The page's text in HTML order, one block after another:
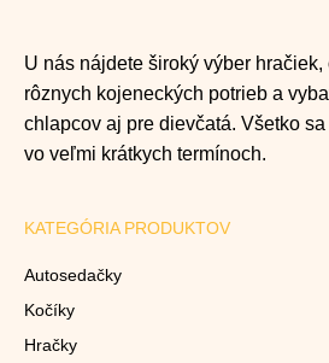
U nás nájdete široký výber hračiek,
rôznych kojeneckých potrieb a
chlapcov aj pre dievčatá. Všetko
vo veľmi krátkych termínoch.
KATEGÓRIA PRODUKTOV
Autosedačky
Kočíky
Hračky